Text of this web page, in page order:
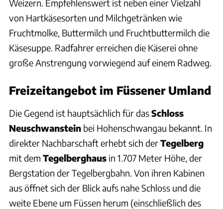
Weizern. Empfehlenswert ist neben einer Vielzahl
von Hartkäsesorten und Milchgetränken wie
Fruchtmolke, Buttermilch und Fruchtbuttermilch die
Käsesuppe. Radfahrer erreichen die Käserei ohne
große Anstrengung vorwiegend auf einem Radweg.
Freizeitangebot im Füssener Umland
Die Gegend ist hauptsächlich für dasSchloss
Neuschwanstein bei Hohenschwangau bekannt. In
direkter Nachbarschaft erhebt sich derTegelberg
mit dem Tegelberghaus in 1.707 Meter Höhe, der
Bergstation der Tegelbergbahn. Von ihren Kabinen
aus öffnet sich der Blick aufs nahe Schloss und die
weite Ebene um Füssen herum (einschließlich des